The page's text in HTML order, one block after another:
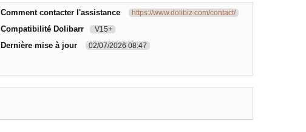
Comment contacter l'assistance https://www.dolibiz.com/contact/
Compatibilité Dolibarr V15+
Dernière mise à jour 02/07/2026 08:47